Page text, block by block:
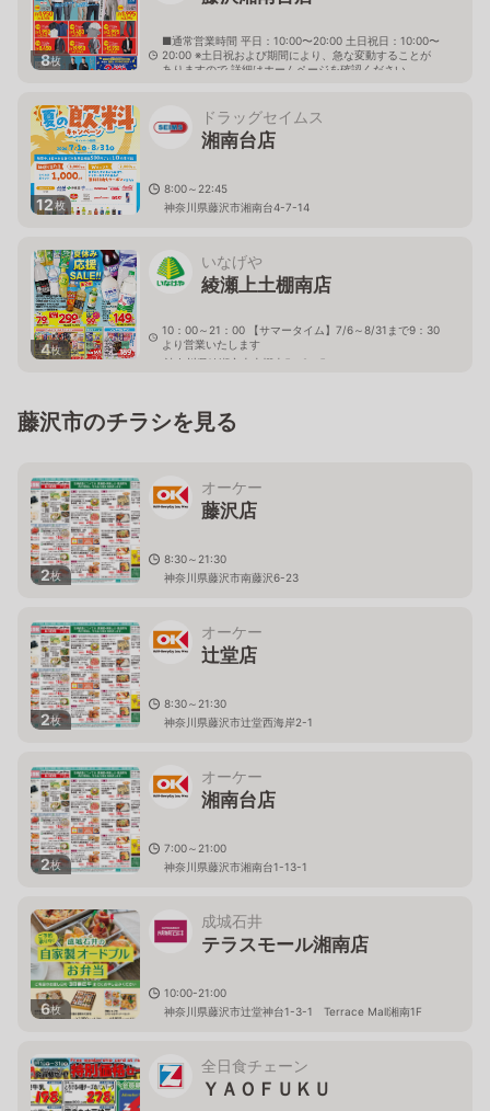
8枚
■通常営業時間 平日：10:00〜20:00 土日祝日：10:00〜
20:00 ※土日祝および期間により、急な変動することが
ありますので 詳細はホームページを確認ください
12枚
ドラッグセイムス
湘南台店
8:00～22:45
神奈川県藤沢市湘南台4-7-14
4枚
いなげや
綾瀬上土棚南店
10：00～21：00 【サマータイム】7/6～8/31まで9：30
より営業いたします
神奈川県綾瀬市上土棚南5－9－5
藤沢市のチラシを見る
2枚
オーケー
藤沢店
8:30～21:30
神奈川県藤沢市南藤沢6-23
2枚
オーケー
辻堂店
8:30～21:30
神奈川県藤沢市辻堂西海岸2-1
2枚
オーケー
湘南台店
7:00～21:00
神奈川県藤沢市湘南台1-13-1
6枚
成城石井
テラスモール湘南店
10:00-21:00
神奈川県藤沢市辻堂神台1-3-1 Terrace Mall湘南1F
全日食チェーン
ＹＡＯＦＵＫＵ